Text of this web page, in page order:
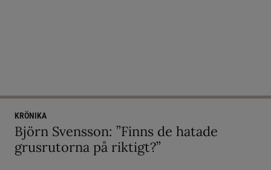
KRÖNIKA
Björn Svensson: ”Finns de hatade
grusrutorna på riktigt?”